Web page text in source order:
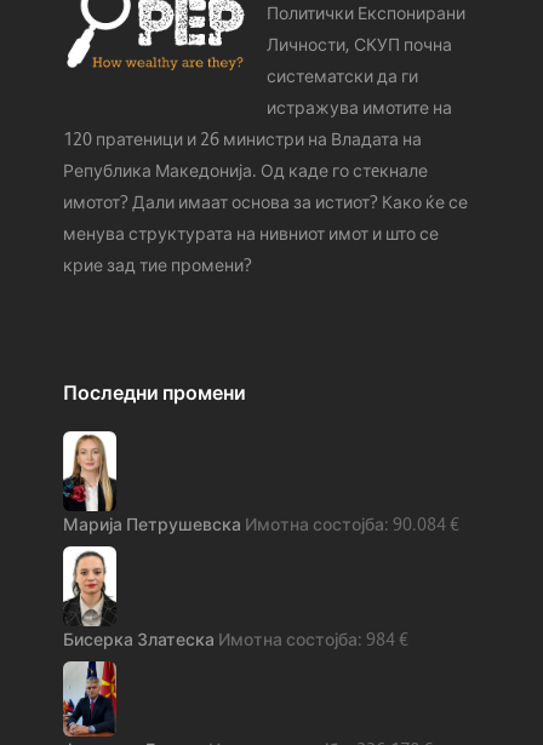
Политички Експонирани
Личности, СКУП почна
систематски да ги
истражува имотите на
120 пратеници и 26 министри на Владата на
Република Македонија. Од каде го стeкнале
имотот? Дали имаат основа за истиот? Како ќе се
менува структурата на нивниот имот и што се
крие зад тие промени?
Последни промени
Марија Петрушевска 90.084€
Бисерка Златеска 984€